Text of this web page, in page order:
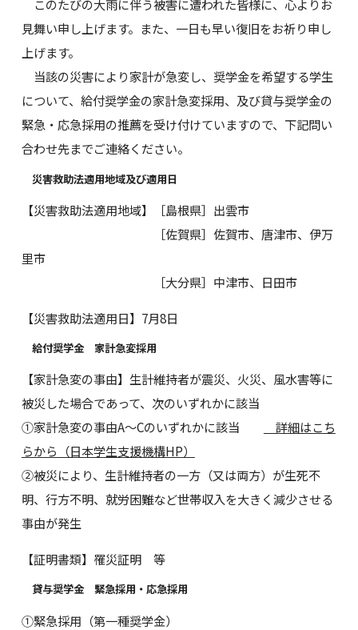
このたびの大雨に伴う被害に遭われた皆様に、心よりお
見舞い申し上げます。また、一日も早い復旧をお祈り申し
上げます。
当該の災害により家計が急変し、奨学金を希望する学生
について、給付奨学金の家計急変採用、及び貸与奨学金の
緊急・応急採用の推薦を受け付けていますので、下記問い
合わせ先までご連絡ください。
災害救助法適用地域及び適用日
【災害救助法適用地域】［島根県］出雲市
［佐賀県］佐賀市、唐津市、伊万
里市
［大分県］中津市、日田市
【災害救助法適用日】7月8日
給付奨学金 家計急変採用
【家計急変の事由】生計維持者が震災、火災、風水害等に
被災した場合であって、次のいずれかに該当
➀家計急変の事由A～Cのいずれかに該当
詳細はこち
らから（日本学生支援機構HP）
➁被災により、生計維持者の一方（又は両方）が生死不
明、行方不明、就労困難など世帯収入を大きく減少させる
事由が発生
【証明書類】罹災証明 等
貸与奨学金 緊急採用・応急採用
➀緊急採用（第一種奨学金）